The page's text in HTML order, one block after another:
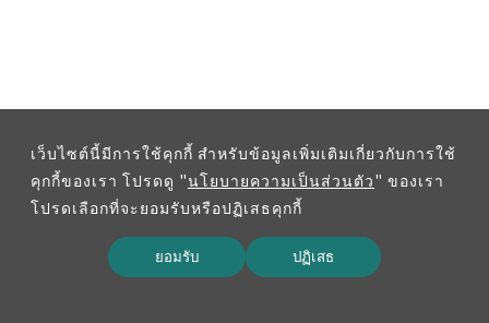
เว็บไซต์นี้มีการใช้คุกกี้ สำหรับข้อมูลเพิ่มเติมเกี่ยวกับการใช้
คุกกี้ของเรา โปรดดู "นโยบายความเป็นส่วนตัว" ของเรา
โปรดเลือกที่จะยอมรับหรือปฏิเสธคุกกี้
ยอมรับ ปฏิเสธ